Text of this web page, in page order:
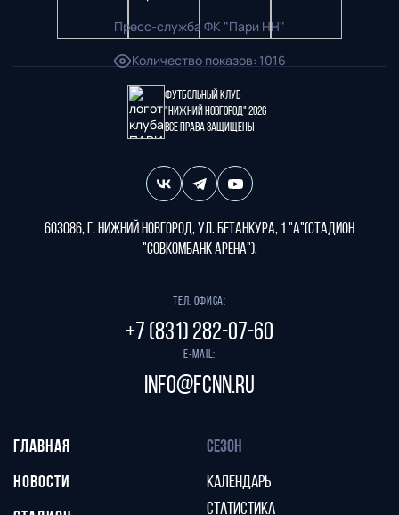
Пресс-служба ФК "Пари НН"
Количество показов: 1016
Футбольный клуб
"Нижний Новгород" 2026
Все права защищены
603086, г. Нижний Новгород, ул. Бетанкура, 1 "А"(стадион
"СОВКОМБАНК АРЕНА").
Тел. офиса:
+7 (831) 282-07-60
E-mail:
info@fcnn.ru
ГЛАВНАЯ
НОВОСТИ
СЕЗОН
КАЛЕНДАРЬ
СТАТИСТИКА